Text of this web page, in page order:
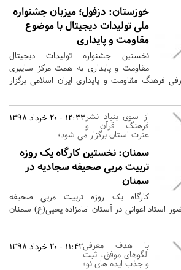
خوزستان: دزفول؛ میزبان جشنواره
ملی تولیدات دیجیتال با موضوع
مقاومت و پایداری
نخستین جشنواره تولیدات دیجیتال
مقاومت و پایداری به همت مرکز سایبری
فرهنگ مقاومت و پایداری ایران اسلامی برگزار
12:33 - 20 خرداد 1398از سوی بنیاد نشر
فرهنگ قرآن و
عترت استان برگزار می شود؛
سمنان: نخستین کارگاه یک روزه
تربیت مربی صحیفه سجادیه در
سمنان
کارگاه یک روزه تربیت مربی صحیفه
با حضور استاد اعوانی در آستان امامزاده یحیی(ع) سمنان
11:42 - 20 خرداد 1398با هدف معرفی
الگوهای موفق، ثبت
و جذب ایده های نو؛